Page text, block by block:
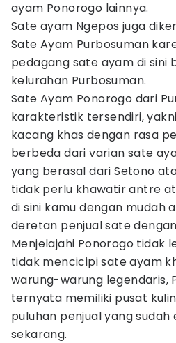
ayam Ponorogo lainnya.
Sate ayam Ngepos juga
Sate Ayam Purbosuman
pedagang sate ayam di sini
kelurahan Purbosuman.
Sate Ayam Ponorogo dari
karakteristik tersendiri,
kacang khas dengan rasa
berbeda dari varian sate
yang berasal dari Setono
tidak perlu khawatir antre
di sini kamu dengan mudah
deretan penjual sate
Menjelajahi Ponorogo tidak
tidak mencicipi sate ayam
warung-warung legendaris,
ternyata memiliki pusat
puluhan penjual yang sudah
sekarang.